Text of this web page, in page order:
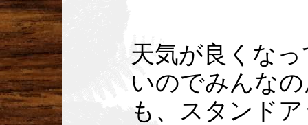
天気が良くな
いのでみんな
も、スタンド